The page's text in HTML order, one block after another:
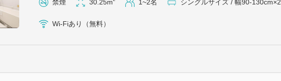
禁煙 30.25m 1~2名 シングルサイズ / 幅90-130cm×2
Wi-Fiあり（無料）